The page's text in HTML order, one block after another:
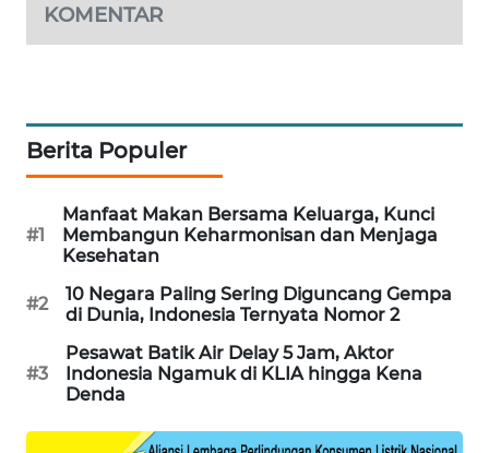
KOMENTAR
Berita Populer
#1
Manfaat Makan Bersama Keluarga, Kunci
Membangun Keharmonisan dan Menjaga
Kesehatan
#2
10 Negara Paling Sering Diguncang Gempa
di Dunia, Indonesia Ternyata Nomor 2
#3
Pesawat Batik Air Delay 5 Jam, Aktor
Indonesia Ngamuk di KLIA hingga Kena
Denda
WAHANA
WAHANA
DESA
LAPAK
WAHANA
Wahana
KONSUMEN
LISTRIK